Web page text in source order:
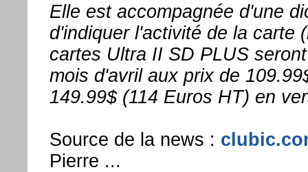
Elle est accompagnée d'une
d'indiquer l'activité de la carte
cartes Ultra II SD PLUS
mois d'avril aux prix de
149.99$ (114 Euros HT) en
Source de la news :
Pierre ...